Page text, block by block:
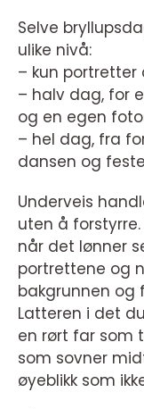
Selve
ulike nivå:
– kun
– halv dag, for
og en egen
– hel dag, fra
dansen og
Underveis
uten å
når det lønner
portrettene og
bakgrunnen og
Latteren i det
en rørt far som
som sovner
øyeblikk som